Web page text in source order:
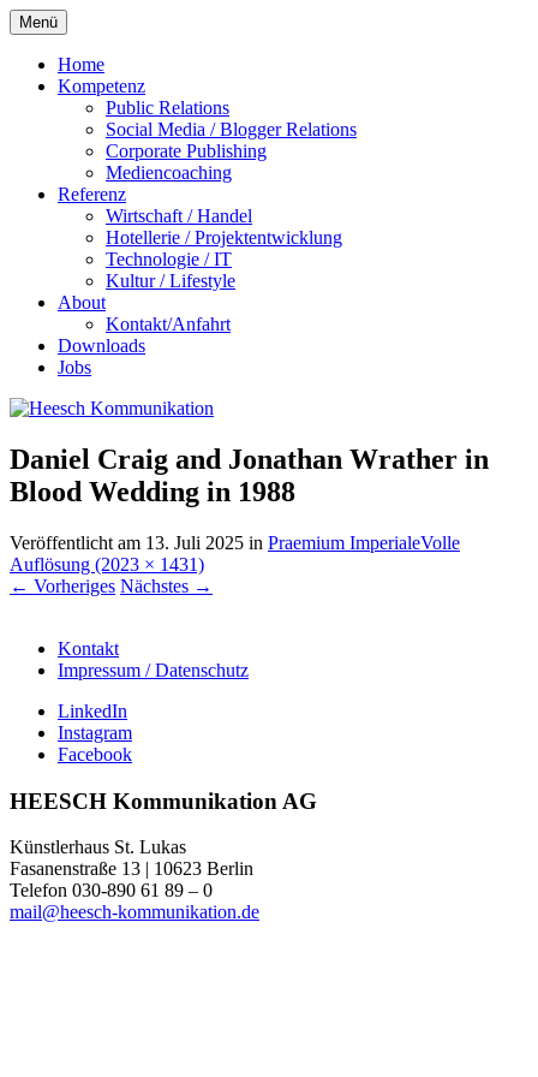
Menü Zum
Inhalt
springen
Home
Kompetenz
Public Relations
Social Media / Blogger Relations
Corporate Publishing
Mediencoaching
Referenz
Wirtschaft / Handel
Hotellerie / Projektentwicklung
Technologie / IT
Kultur / Lifestyle
About
Kontakt/Anfahrt
Downloads
Jobs
Daniel Craig and Jonathan Wrather in
Blood Wedding in 1988
Veröffentlicht am 13. Juli 2025 in Praemium ImperialeVolle
Auflösung (2023 × 1431)
← Vorheriges Nächstes →
Kontakt
Impressum / Datenschutz
LinkedIn
Instagram
Facebook
HEESCH Kommunikation AG
Künstlerhaus St. Lukas
Fasanenstraße 13 | 10623 Berlin
Telefon 030-890 61 89 – 0
mail@heesch-kommunikation.de